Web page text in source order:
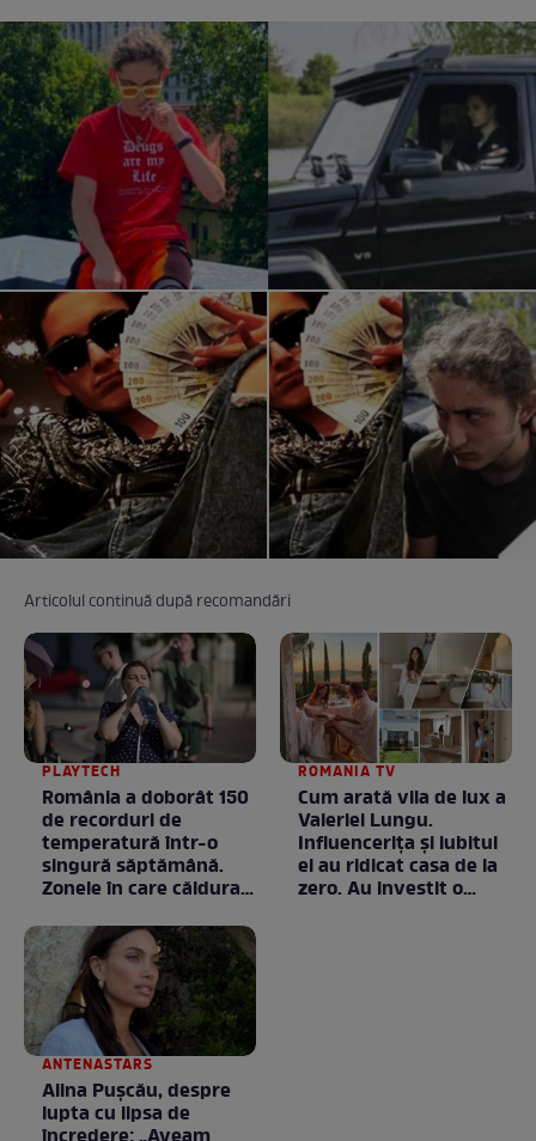
Articolul continuă după recomandări
PLAYTECH
România a doborât 150
de recorduri de
temperatură într-o
singură săptămână.
Zonele în care căldura a
neobișnuite
ROMANIA TV
Cum arată vila de lux a
Valeriei Lungu.
Influencerița și iubitul
ei au ridicat casa de la
zero. Au investit o
ANTENASTARS
Alina Pușcău, despre
lupta cu lipsa de